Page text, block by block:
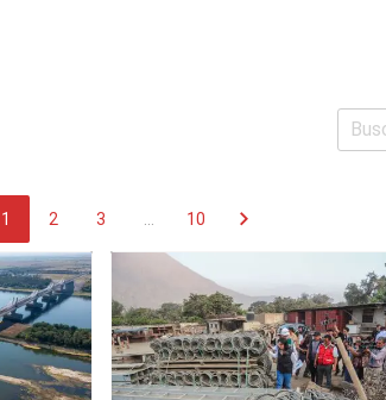
1 2 3 10 chevron_right